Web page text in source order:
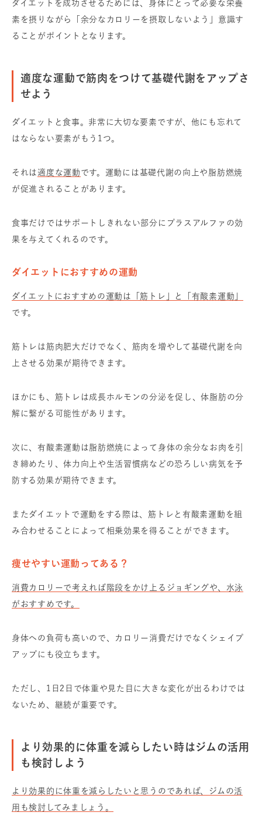
ダイエットを成功させるためには、身体にとって必要な栄養
素を摂りながら「余分なカロリーを摂取しないよう」意識す
ることがポイントとなります。
適度な運動で筋肉をつけて基礎代謝をアップさ
せよう
ダイエットと食事。非常に大切な要素ですが、他にも忘れて
はならない要素がもう1つ。
それは適度な運動 です。運動には基礎代謝の向上や脂肪燃焼
が促進されることがあります。
食事だけではサポートしきれない部分にプラスアルファの効
果を与えてくれるのです。
ダイエットにおすすめの運動
ダイエットにおすすめの運動は「筋トレ」と「有酸素運動」
です。
筋トレは筋肉肥大だけでなく、筋肉を増やして基礎代謝を向
上させる効果が期待できます。
ほかにも、筋トレは成長ホルモンの分泌を促し、体脂肪の分
解に繋がる可能性があります。
次に、有酸素運動は脂肪燃焼によって身体の余分なお肉を引
き締めたり、体力向上や生活習慣病などの恐ろしい病気を予
防する効果が期待できます。
またダイエットで運動をする際は、筋トレと有酸素運動を組
み合わせることによって相乗効果を得ることができます。
痩せやすい運動ってある？
消費カロリーで考えれば階段をかけ上るジョギングや、水泳
がおすすめです。
身体への負荷も高いので、カロリー消費だけでなくシェイプ
アップにも役立ちます。
ただし、1日2日で体重や見た目に大きな変化が出るわけでは
ないため、継続が重要です。
より効果的に体重を減らしたい時はジムの活用
も検討しよう
より効果的に体重を減らしたいと思うのであれば、ジムの活
用も検討してみましょう。